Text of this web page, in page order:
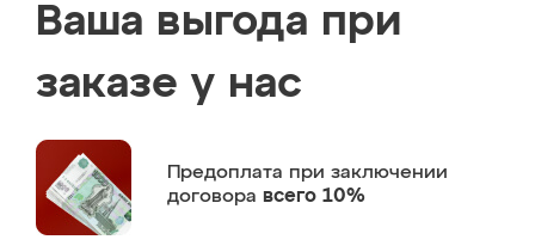
Ваша выгода при
заказе у нас
Предоплата при заключении
договора всего 10%